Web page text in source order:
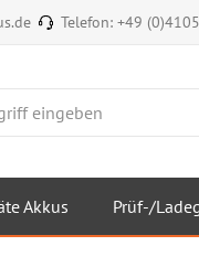
Telefon: +49
Akkus Prüf-/